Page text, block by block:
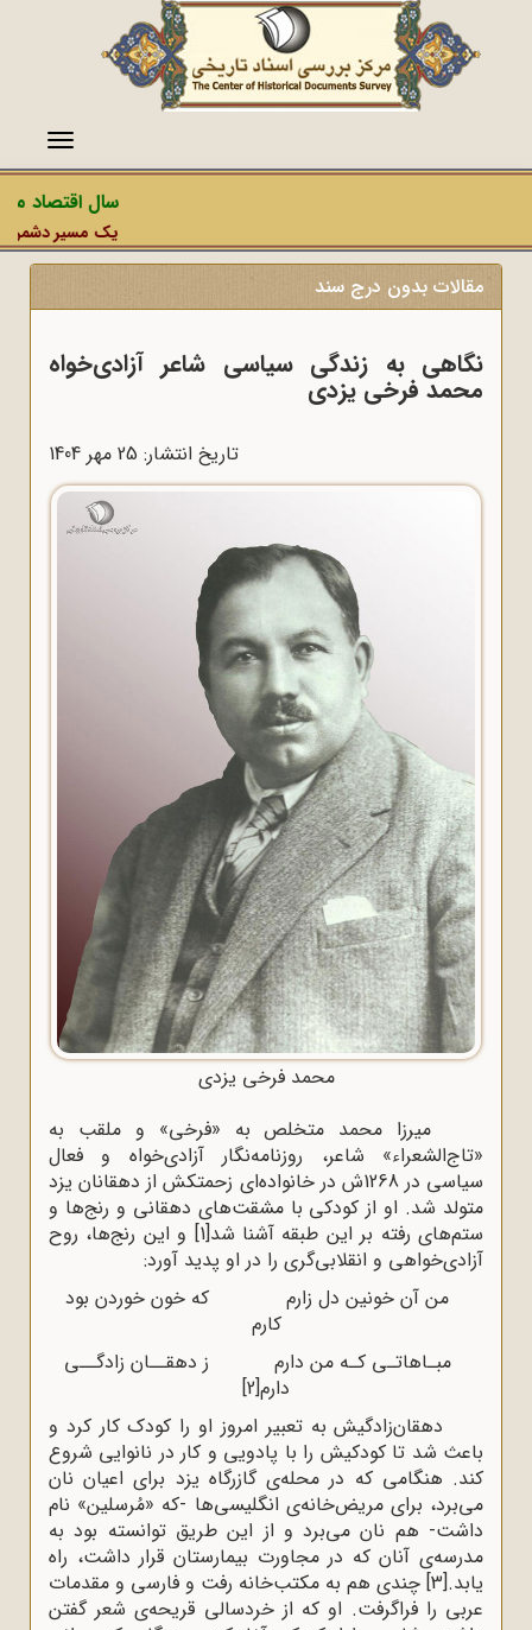
منو
سال اقتصاد
یک مسیر دشمن،
مقالات بدون درج سند
نگاهی به زندگی سیاسی شاعر آزادی‌خواه
محمد فرخی یزدی
تاریخ انتشار: 25 مهر 1404
محمد فرخی یزدی
میرزا محمد متخلص به «فرخی» و ملقب به
«تاج‌الشعراء» شاعر، روزنامه‌نگار آزادی‌خواه و فعال
سیاسی در 1268ش در خانواده‌ای زحمتکش از دهقانان یزد
متولد شد. او از کودکی با مشقت‌های دهقانی و رنج‌ها و
ستم‌های رفته بر این طبقه آشنا شد[1]
و این رنج‌ها، روح
آزادی‌خواهی و انقلابی‌گری را در او پدید آورد:
من آن خونین دل زارم که خون خوردن بود
کارم
مبـاهاتـی کـه من دارم ز دهقــان زادگــی
دارم[2]
دهقان‌زادگیش به تعبیر امروز او را کودک کار کرد و
باعث شد تا کودکیش را با پادویی و کار در نانوایی شروع
کند. هنگامی که در محله‌ی گازرگاه یزد برای اعیان نان
می‌برد، برای مریض‌خانه‌ی انگلیسی‌ها -که «مُرسلین» نام
داشت- هم نان می‌برد و از این طریق توانسته بود به
مدرسه‌ی آنان که در مجاورت بیمارستان قرار داشت، راه
یابد.[3]
چندی هم به مکتب‌خانه رفت و فارسی و مقدمات
عربی را فراگرفت. او که از خردسالی قریحه‌ی شعر گفتن